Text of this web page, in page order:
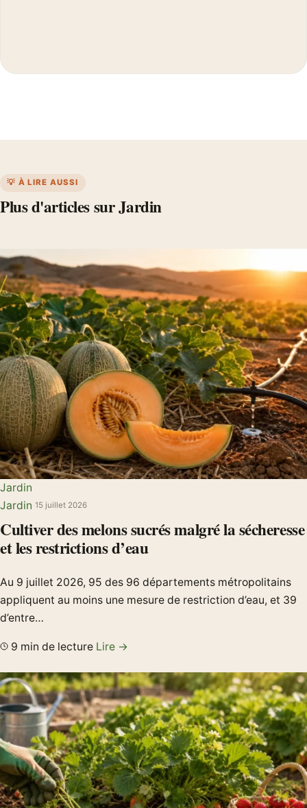
💡 À LIRE AUSSI
Plus d'articles sur Jardin
Jardin
Jardin 15 juillet 2026
Cultiver des melons sucrés malgré la sécheresse
et les restrictions d’eau
Au 9 juillet 2026, 95 des 96 départements métropolitains
appliquent au moins une mesure de restriction d’eau, et 39
d’entre…
9 min de lecture Lire →